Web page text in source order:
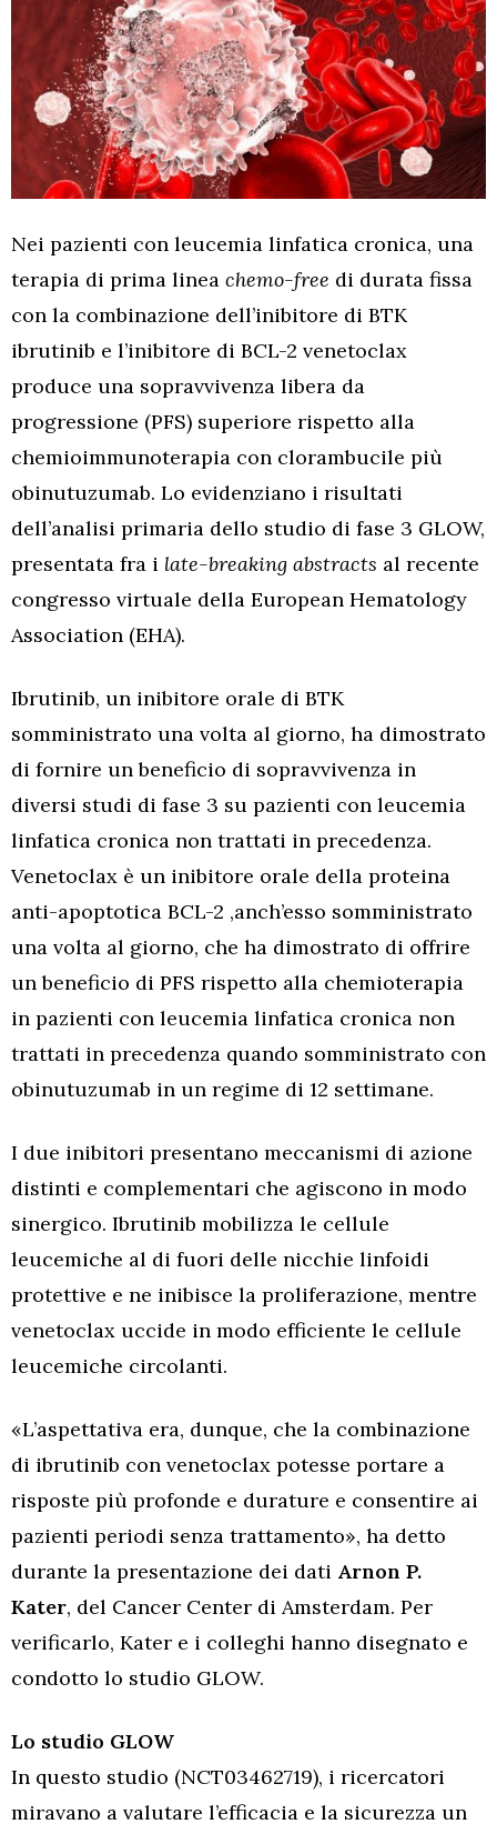
Nei pazienti con leucemia linfatica cronica, una
terapia di prima linea chemo-free di durata fissa
con la combinazione dell’inibitore di BTK
ibrutinib e l’inibitore di BCL-2 venetoclax
produce una sopravvivenza libera da
progressione (PFS) superiore rispetto alla
chemioimmunoterapia con clorambucile più
obinutuzumab. Lo evidenziano i risultati
dell’analisi primaria dello studio di fase 3 GLOW,
presentata fra i late-breaking abstracts al recente
congresso virtuale della European Hematology
Association (EHA).
Ibrutinib, un inibitore orale di BTK
somministrato una volta al giorno, ha dimostrato
di fornire un beneficio di sopravvivenza in
diversi studi di fase 3 su pazienti con leucemia
linfatica cronica non trattati in precedenza.
Venetoclax è un inibitore orale della proteina
anti-apoptotica BCL-2 ,anch’esso somministrato
una volta al giorno, che ha dimostrato di offrire
un beneficio di PFS rispetto alla chemioterapia
in pazienti con leucemia linfatica cronica non
trattati in precedenza quando somministrato con
obinutuzumab in un regime di 12 settimane.
I due inibitori presentano meccanismi di azione
distinti e complementari che agiscono in modo
sinergico. Ibrutinib mobilizza le cellule
leucemiche al di fuori delle nicchie linfoidi
protettive e ne inibisce la proliferazione, mentre
venetoclax uccide in modo efficiente le cellule
leucemiche circolanti.
«L’aspettativa era, dunque, che la combinazione
di ibrutinib con venetoclax potesse portare a
risposte più profonde e durature e consentire ai
pazienti periodi senza trattamento», ha detto
durante la presentazione dei dati Arnon P.
Kater, del Cancer Center di Amsterdam. Per
verificarlo, Kater e i colleghi hanno disegnato e
condotto lo studio GLOW.
Lo studio GLOW
In questo studio (NCT03462719), i ricercatori
miravano a valutare l’efficacia e la sicurezza un